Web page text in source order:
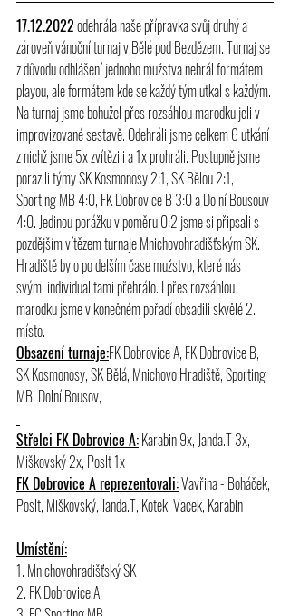
17.12.2022 odehrála naše přípravka svůj druhý a
zároveň vánoční turnaj v Bělé pod Bezdězem. Turnaj se
z důvodu odhlášení jednoho mužstva nehrál formátem
playou, ale formátem kde se každý tým utkal s každým.
Na turnaj jsme bohužel přes rozsáhlou marodku jeli v
improvizované sestavě. Odehráli jsme celkem 6 utkání
z nichž jsme 5x zvítězili a 1x prohráli. Postupně jsme
porazili týmy SK Kosmonosy 2:1, SK Bělou 2:1,
Sporting MB 4:0, FK Dobrovice B 3:0 a Dolní Bousouv
4:0. Jedinou porážku v poměru 0:2 jsme si připsali s
pozdějším vítězem turnaje Mnichovohradišťským SK.
Hradiště bylo po delším čase mužstvo, které nás
svými individualitami přehrálo. I přes rozsáhlou
marodku jsme v konečném pořadí obsadili skvělé 2.
místo.
Obsazení turnaje:FK Dobrovice A, FK Dobrovice B,
SK Kosmonosy, SK Bělá, Mnichovo Hradiště, Sporting
MB, Dolní Bousov,
Střelci FK Dobrovice A: Karabin 9x, Janda.T 3x,
Miškovský 2x, Poslt 1x
FK Dobrovice A reprezentovali: Vavřina - Boháček,
Poslt, Miškovský, Janda.T, Kotek, Vacek, Karabin
Umístění:
1. Mnichovohradišťský SK
2. FK Dobrovice A